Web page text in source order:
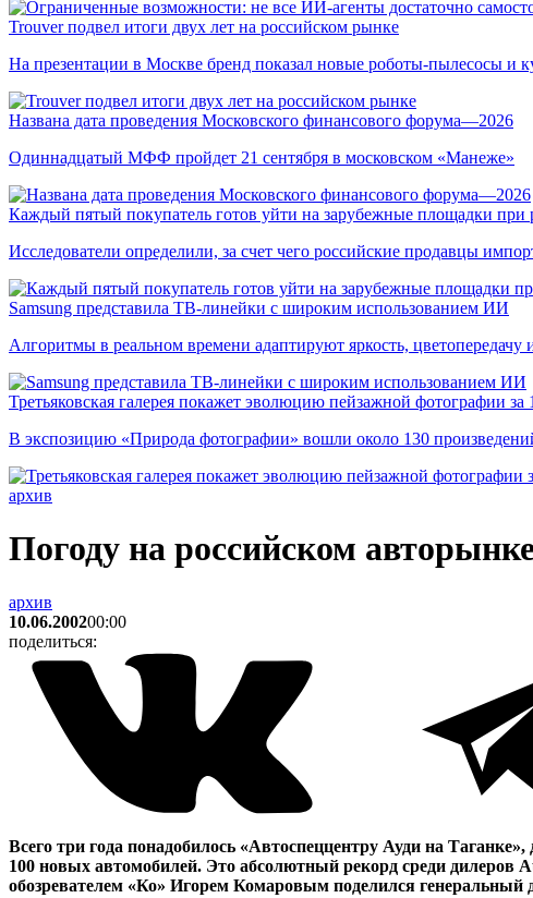
Trouver подвел итоги двух лет на российском рынке
На презентации в Москве бренд показал новые роботы-пылесосы и
Названа дата проведения Московского финансового форума—2026
Одиннадцатый МФФ пройдет 21 сентября в московском «Манеже»
Каждый пятый покупатель готов уйти на зарубежные площадки при
Исследователи определили, за счет чего российские продавцы
Samsung представила ТВ-линейки с широким использованием ИИ
Алгоритмы в реальном времени адаптируют яркость, цветопередачу
Третьяковская галерея покажет эволюцию пейзажной фотографии за
В экспозицию «Природа фотографии» вошли около 130
архив
Погоду на российском
архив
10.06.200200:00
поделиться:
Всего три года понадобилось «Автоспеццентру Ауди на
100 новых автомобилей. Это абсолютный рекорд среди дилеров
обозревателем «Ко» Игорем Комаровым поделился